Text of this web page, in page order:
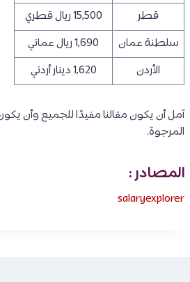
قطر
15,500 ريال قطري
سلطنة عمان
1,690 ريال عماني
الأردن
1,620 دينار أردني
آمل أن يكون مقالنا مفيدًا للجميع وأن
المرجوة.
المصادر :
salaryexplorer